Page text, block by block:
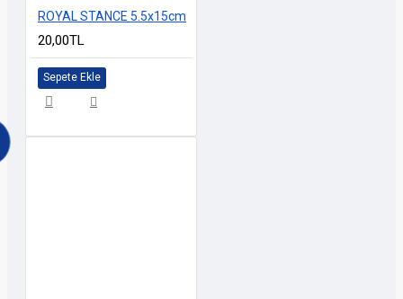
ROYAL STANCE 5.5x15cm
20,00TL
Sepete Ekle